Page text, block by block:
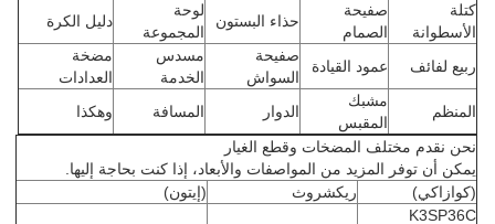
كتلة
الأسطوانة
صفيحة
الصمام
حذاء البستون
لوحة
المجموعة
دليل الكرة
ربيع لفائف عمود القيادة
صفيحة
السواش
مسدس
الخدمة
مضخة
العدادات
المنظم
مشبك
المقبس
الدوار المسافة
وهكذا
نحن نقدم مختلف المضخات وقطع الغيار
يمكن أن توفر المزيد من المواصفات والأبعاد، إذا كنت بحاجة إليها.
(كوازاكي)
ريكشروث
(إيتون)
K3SP36C